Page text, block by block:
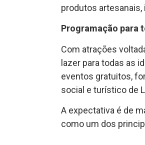
produtos
Programação para
Com atrações
lazer para todas as
eventos gratuitos,
social e turístico de
A expectativa é de
como um dos